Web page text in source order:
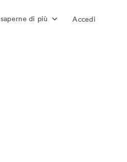
di più Accedi